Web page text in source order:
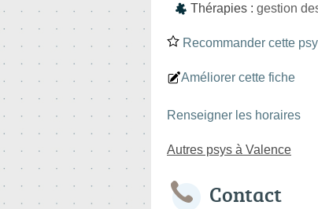
Thérapies : gestion
Recommander cette psy
Améliorer cette fiche
Renseigner les horaires
Autres psys à Valence
Contact